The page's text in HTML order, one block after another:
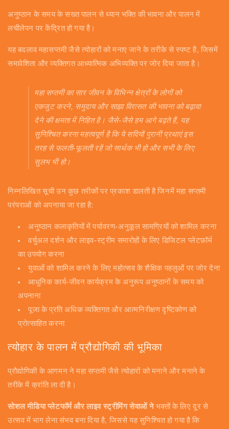
अनुष्ठान के समय के सख्त पालन से ध्यान भक्ति की भावना और पालन में
लचीलेपन पर केंद्रित हो गया है।
यह बदलाव महासप्तमी जैसे त्योहारों को मनाए जाने के तरीके से स्पष्ट है, जिसमें
समावेशिता और व्यक्तिगत आध्यात्मिक अभिव्यक्ति पर जोर दिया जाता है।
महा सप्तमी का सार जीवन के विभिन्न क्षेत्रों के लोगों को
एकजुट करने, समुदाय और साझा विरासत की भावना को बढ़ावा
देने की क्षमता में निहित है। जैसे-जैसे हम आगे बढ़ते हैं, यह
सुनिश्चित करना महत्वपूर्ण है कि ये सदियों पुरानी प्रथाएं इस
तरह से फलती-फूलती रहें जो सार्थक भी हो और सभी के लिए
सुलभ भी हो।
निम्नलिखित सूची उन कुछ तरीकों पर प्रकाश डालती है जिनमें महा सप्तमी
परंपराओं को अपनाया जा रहा है:
अनुष्ठान कलाकृतियों में पर्यावरण-अनुकूल सामग्रियों को शामिल करना
वर्चुअल दर्शन और लाइव-स्ट्रीम समारोहों के लिए डिजिटल प्लेटफ़ॉर्म
का उपयोग करना
युवाओं को शामिल करने के लिए महोत्सव के शैक्षिक पहलुओं पर जोर देना
आधुनिक कार्य-जीवन कार्यक्रम के अनुरूप अनुष्ठानों के समय को
अपनाना
पूजा के प्रति अधिक व्यक्तिगत और आत्मनिरीक्षण दृष्टिकोण को
प्रोत्साहित करना
त्योहार के पालन में प्रौद्योगिकी की भूमिका
प्रौद्योगिकी के आगमन ने महा सप्तमी जैसे त्योहारों को मनाने और मनाने के
तरीके में क्रांति ला दी है।
सोशल मीडिया प्लेटफॉर्म और लाइव स्ट्रीमिंग सेवाओं नेभक्तों के लिए दूर से
उत्सव में भाग लेना संभव बना दिया है, जिससे यह सुनिश्चित हो गया है कि